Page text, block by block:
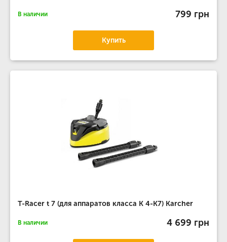
В наличии 799 грн
Купить
T-Racer t 7 (для аппаратов класса K 4-K7) Karcher
В наличии 4 699 грн